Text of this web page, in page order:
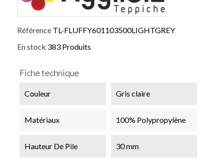
Référence TL-FLUFFY601103500LIGHTGREY
En stock 383 Produits
Fiche technique
Couleur Gris claire
Matériaux 100% Polypropylène
Hauteur De Pile 30 mm